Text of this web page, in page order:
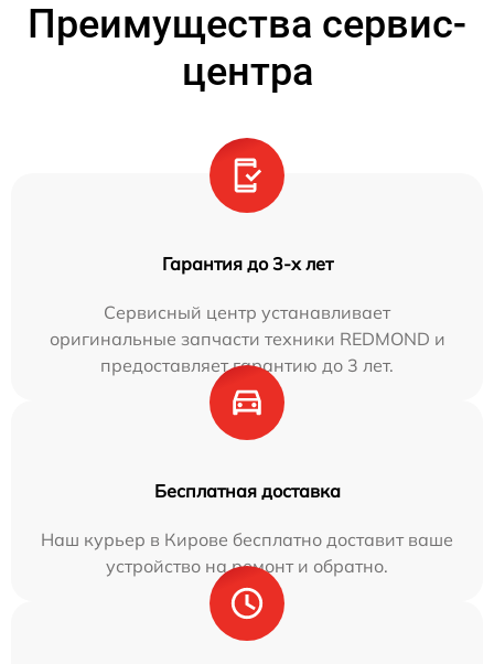
Преимущества сервис-
центра
Гарантия до 3-х лет
Сервисный центр устанавливает
оригинальные запчасти техники REDMOND и
предоставляет гарантию до 3 лет.
Бесплатная доставка
Наш курьер в Кирове бесплатно доставит ваше
устройство на ремонт и обратно.